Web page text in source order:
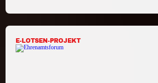
E-LOTSEN-PROJEKT